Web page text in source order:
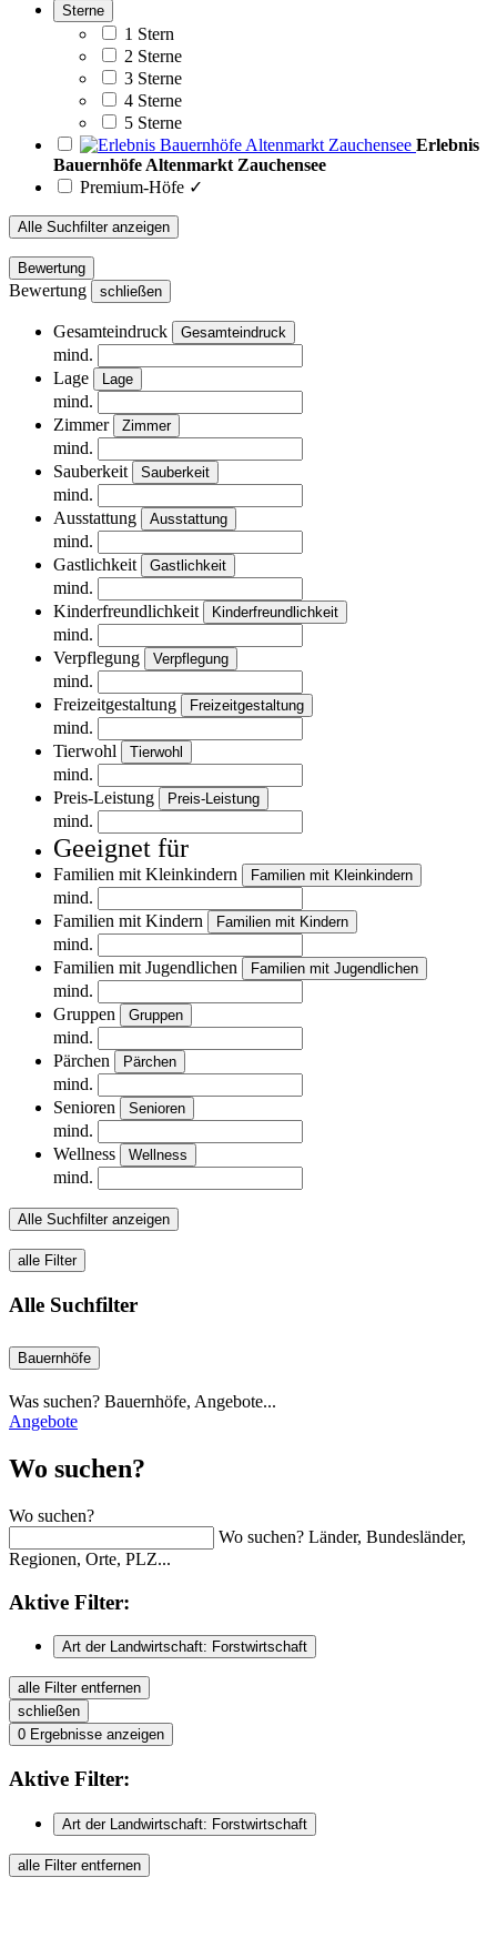
Sterne
1 Stern
2 Sterne
3 Sterne
4 Sterne
5 Sterne
Erlebnis
Bauernhöfe Altenmarkt Zauchensee
Premium-Höfe ✓
Alle Suchfilter anzeigen
Bewertung
Bewertung schließen
Gesamteindruck Gesamteindruck
mind.
Lage
Lage
mind.
Zimmer
Zimmer
mind.
Sauberkeit
Sauberkeit
mind.
Ausstattung
Ausstattung
mind.
Gastlichkeit
Gastlichkeit
mind.
Kinderfreundlichkeit
Kinderfreundlichkeit
mind.
Verpflegung
Verpflegung
mind.
Freizeitgestaltung
Freizeitgestaltung
mind.
Tierwohl
Tierwohl
mind.
Preis-Leistung
Preis-Leistung
mind.
Geeignet für
Familien mit Kleinkindern Familien mit Kleinkindern
mind.
Familien mit Kindern
Familien mit Kindern
mind.
Familien mit Jugendlichen
Familien mit Jugendlichen
mind.
Gruppen
Gruppen
mind.
Pärchen
Pärchen
mind.
Senioren
Senioren
mind.
Wellness
Wellness
mind.
Alle Suchfilter anzeigen
alle Filter
Alle Suchfilter
Bauernhöfe
Was suchen? Bauernhöfe, Angebote...
Angebote
Wo suchen?
Wo suchen?
Wo suchen? Länder, Bundesländer,
Regionen, Orte, PLZ...
Aktive Filter:
Art der Landwirtschaft: Forstwirtschaft
alle Filter entfernen
schließen
0 Ergebnisse anzeigen
Aktive Filter:
Art der Landwirtschaft: Forstwirtschaft
alle Filter entfernen